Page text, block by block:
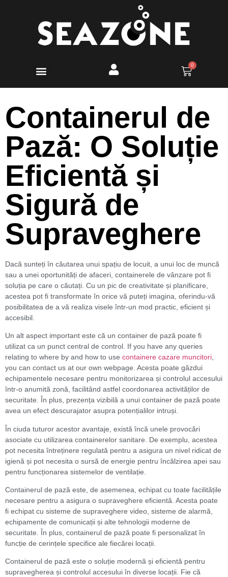
Containerul de
Pază: O Soluție
Eficientă și
Sigură de
Supraveghere
Dacă sunteți în căutarea unui spațiu de locuit, a unui loc de muncă
sau a unei oportunități de afaceri, containerele de vânzare pot fi
soluția pe care o căutați. Cu un pic de creativitate și planificare,
acestea pot fi transformate în orice vă puteți imagina, oferindu-vă
posibilitatea de a vă realiza visele într-un mod practic, eficient și
accesibil.
Un alt aspect important este că un container de pază poate fi
utilizat ca un punct central de control. If you have any queries
relating to where by and how to use containere cazare muncitori
you can contact us at our own webpage. Acesta poate găzdui
echipamentele necesare pentru monitorizarea și controlul accesului
într-o anumită zonă, facilitând astfel coordonarea activităților de
securitate. În plus, prezența vizibilă a unui container de pază poate
avea un efect descurajator asupra potențialilor intruși.
În ciuda tuturor acestor avantaje, există încă unele provocări
asociate cu utilizarea containerelor sanitare. De exemplu, acestea
pot necesita întreținere regulată pentru a asigura un nivel ridicat de
igienă și pot necesita o sursă de energie pentru încălzirea apei sau
pentru funcționarea sistemelor de ventilație.
Containerul de pază este, de asemenea, echipat cu toate facilitățile
necesare pentru a asigura o supraveghere eficientă. Acesta poate
fi echipat cu sisteme de supraveghere video, sisteme de alarmă,
echipamente de comunicații și alte tehnologii moderne de
securitate. În plus, containerul de pază poate fi personalizat în
funcție de cerințele specifice ale fiecărei locații.
Containerul de pază este o soluție modernă și eficientă pentru
supravegherea și controlul accesului în diverse locații. Fie că